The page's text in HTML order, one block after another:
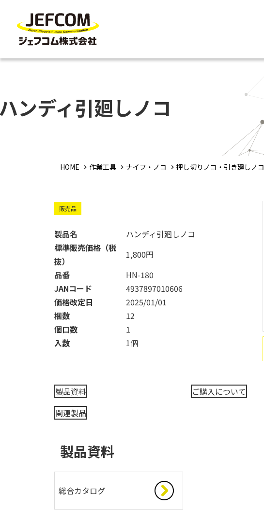
ンディ引廻しノコ
HOME 作業工具 ナイフ・ノコ 押し切りノコ・引き廻しノコ
販売品
製品名
ハンディ引廻しノコ
標準販売価格（税
抜）
1,800円
品番
HN-180
JANコード
4937897010606
価格改定日
2025/01/01
梱数
12
個口数
1
入数
1個
製品資料 ご購入について
関連製品
製品資料
総合カタログ